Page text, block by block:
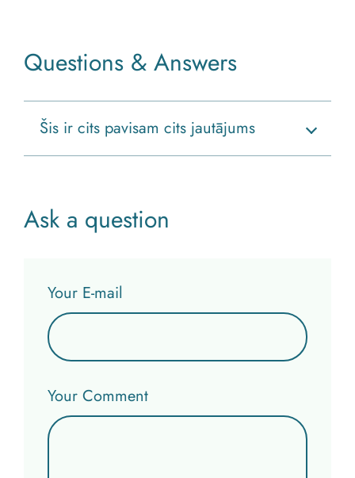
Questions & Answers
Šis ir cits pavisam cits jautājums
Ask a question
Your E-mail
Your Comment